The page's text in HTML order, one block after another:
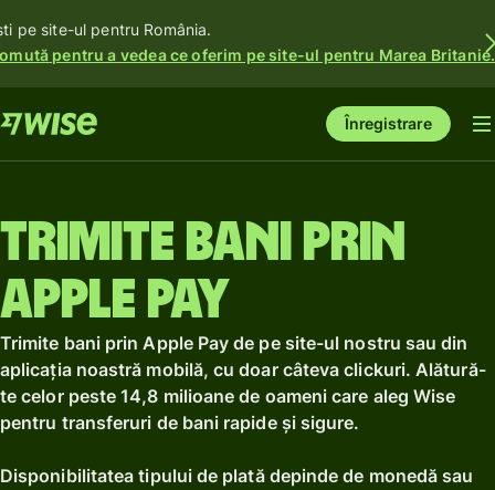
pe site-ul pentru România.
pentru a vedea ce oferim pe site-ul pentru Marea Britanie.
Înregistrare
Trimite bani prin
Apple Pay
Trimite bani prin Apple Pay de pe site-ul nostru sau din
aplicația noastră mobilă, cu doar câteva clickuri. Alătură-
te celor peste 14,8 milioane de oameni care aleg Wise
pentru transferuri de bani rapide și sigure.
Disponibilitatea tipului de plată depinde de monedă sau